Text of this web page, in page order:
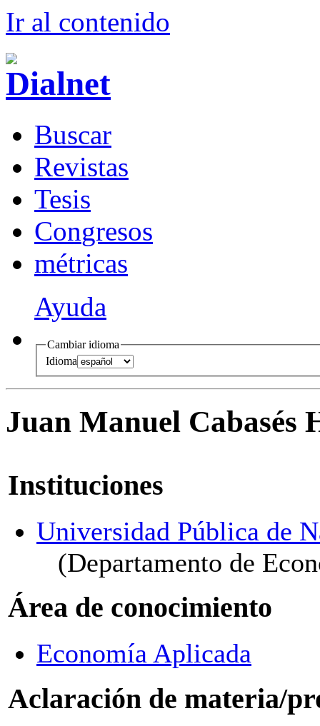
Ir al contenido
Buscar
Revistas
Tesis
Congresos
métricas
Ayuda
Cambiar idioma
Idioma
Juan Manuel Cabasés
Instituciones
Universidad Pública de
(Departamento de
Área de conocimiento
Economía Aplicada
Aclaración de materia/